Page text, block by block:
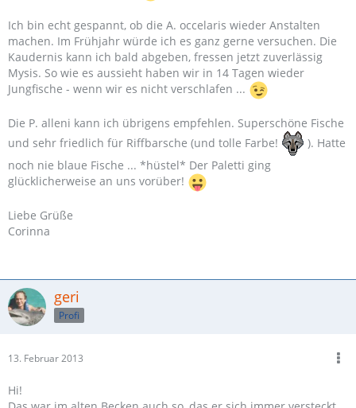
Ich bin echt gespannt, ob die A. occelaris wieder Anstalten
machen. Im Frühjahr würde ich es ganz gerne versuchen. Die
Kaudernis kann ich bald abgeben, fressen jetzt zuverlässig
Mysis. So wie es aussieht haben wir in 14 Tagen wieder
Jungfische - wenn wir es nicht verschlafen ...
Die P. alleni kann ich übrigens empfehlen. Superschöne Fische
und sehr friedlich für Riffbarsche (und tolle Farbe!
). Hatte
noch nie blaue Fische ... *hüstel* Der Paletti ging
glücklicherweise an uns vorüber!
Liebe Grüße
Corinna
geri
Profi
13. Februar 2013
Hi!